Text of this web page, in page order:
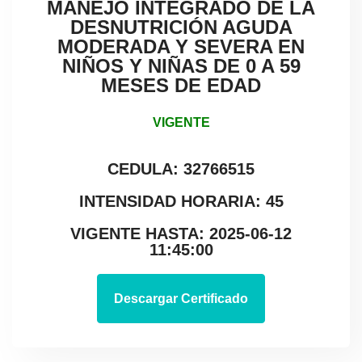
MANEJO INTEGRADO DE LA
DESNUTRICIÓN AGUDA
MODERADA Y SEVERA EN
NIÑOS Y NIÑAS DE 0 A 59
MESES DE EDAD
VIGENTE
CEDULA: 32766515
INTENSIDAD HORARIA: 45
VIGENTE HASTA: 2025-06-12
11:45:00
Descargar Certificado